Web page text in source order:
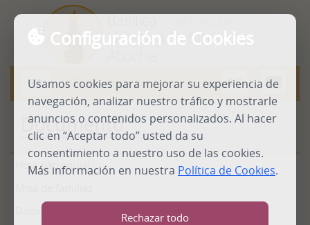
Configuración de Cookies
Usamos cookies para mejorar su experiencia de
navegación, analizar nuestro tráfico y mostrarle
anuncios o contenidos personalizados. Al hacer
clic en “Aceptar todo” usted da su
consentimiento a nuestro uso de las cookies.
Más información en nuestra Política de Cookies.
Rechazar todo
Basílica
Nuestra Señora de
Abrir
menú
MENU
Documento
Hoja parroquial
Documentos